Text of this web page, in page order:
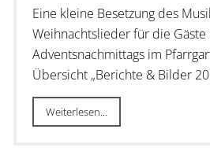
Eine kleine Besetzung des
Weihnachtslieder für die Gäste
Adventsnachmittags im
Übersicht „Berichte & Bilder
Weiterlesen…